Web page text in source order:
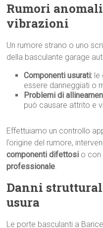
Rumori
vibrazioni
Un rumore strano o uno
della basculante garage
Componenti usurati: le
essere danneggiati o
Problemi di
può causare attrito e
Effettuiamo un controllo
l’origine del rumore,
componenti difettosi o con
professionale.
Danni
usura
Le porte basculanti a